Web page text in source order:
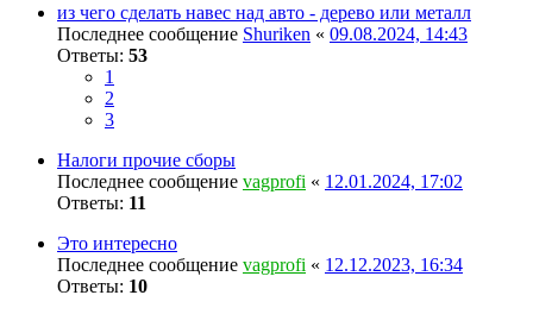
из чего сделать навес над авто - дерево или металл
Последнее сообщение Shuriken « 09.08.2024, 14:43
Ответы: 53
1
2
3
Налоги прочие сборы
Последнее сообщение vagprofi « 12.01.2024, 17:02
Ответы: 11
Это интересно
Последнее сообщение vagprofi « 12.12.2023, 16:34
Ответы: 10